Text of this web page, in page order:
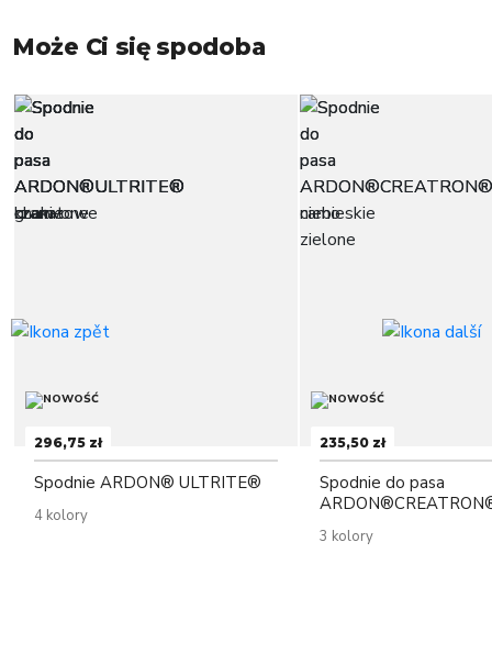
Może Ci się spodoba
296,75 zł
Spodnie ARDON® ULTRITE®
4 kolory
235,50 zł
Spodnie do pasa
3 kolory